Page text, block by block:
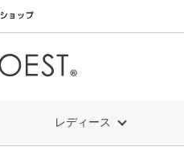
レディース